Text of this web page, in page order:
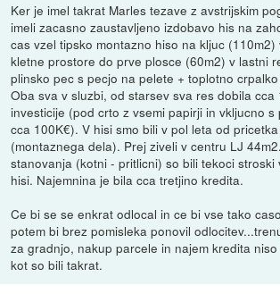
Ker je imel takrat Marles tezave z avstrijskim
imeli zacasno zaustavljeno izdobavo his na
cas vzel tipsko montazno hiso na kljuc (110m2)
kletne prostore do prve plosce (60m2) v lastni
plinsko pec s pecjo na pelete + toplotno
Oba sva v sluzbi, od starsev sva res dobila cca
investicije (pod crto z vsemi papirji in vkljucno
cca 100K€). V hisi smo bili v pol leta od
(montaznega dela). Prej ziveli v centru LJ
stanovanja (kotni - pritlicni) so bili tekoci stroski
hisi. Najemnina je bila cca tretjino kredita.
Ce bi se se enkrat odlocal in ce bi vse tako
potem bi brez pomisleka ponovil
za gradnjo, nakup parcele in najem kredita
kot so bili takrat.